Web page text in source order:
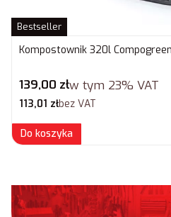
Bestseller
Kompostownik 320l Compogreen
Cena brutto
139,00 złw tym 23% VAT
Cena netto
113,01 złbez VAT
Do koszyka